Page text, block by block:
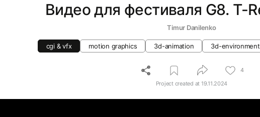
Видео для фестиваля G8. T-
Timur Danilenko
cgi & vfx motion graphics 3d-animation 3d-environment
4
Project created at 19.11.2024